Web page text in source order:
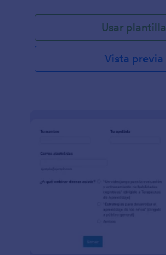
Usar plantilla
Vista previa